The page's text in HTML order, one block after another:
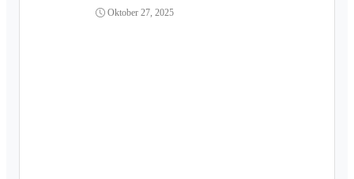
Oktober 27, 2025